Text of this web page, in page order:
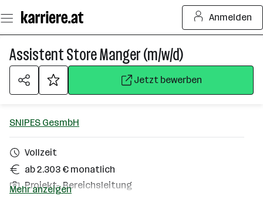
Seiteninhalt
springen
Anmelden
Assistent Store Manger (m/w/d)
Jetzt bewerben
SNIPES GesmbH
Vollzeit
ab 2.303 € monatlich
Projekt-, Bereichsleitung
Mehr anzeigen